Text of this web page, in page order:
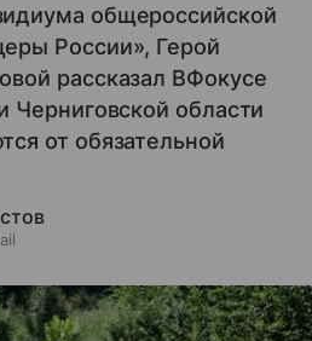
общероссийской
России», Герой
рассказал ВФокусе
Черниговской области
от обязательной